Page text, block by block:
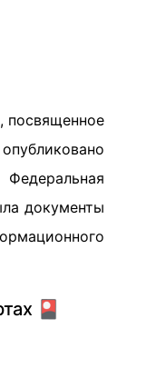
посвященное
документы
🎴